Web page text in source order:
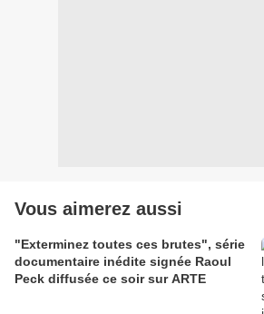
Vous aimerez aussi
"Exterminez toutes ces brutes", série
documentaire inédite signée Raoul
Peck diffusée ce soir sur ARTE